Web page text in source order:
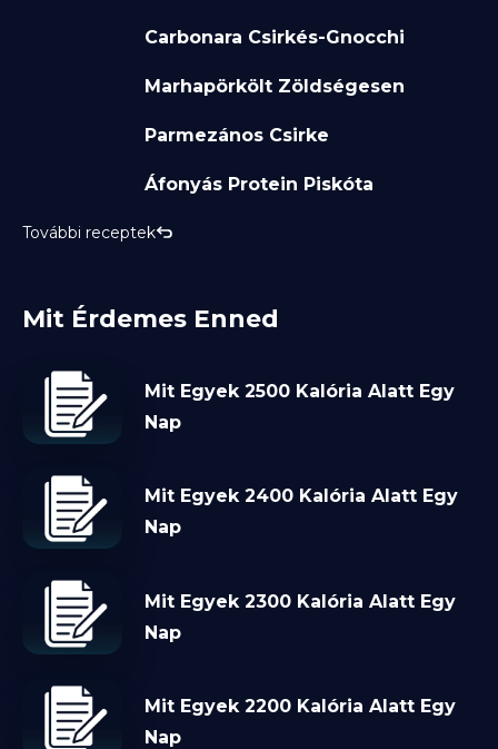
Carbonara Csirkés-Gnocchi
Marhapörkölt Zöldségesen
Parmezános Csirke
Áfonyás Protein Piskóta
További receptek
Mit Érdemes Enned
Mit Egyek 2500 Kalória Alatt Egy
Nap
Mit Egyek 2400 Kalória Alatt Egy
Nap
Mit Egyek 2300 Kalória Alatt Egy
Nap
Mit Egyek 2200 Kalória Alatt Egy
Nap